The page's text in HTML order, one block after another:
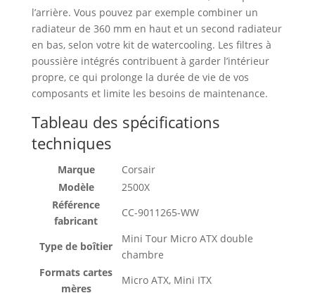
l’arrière. Vous pouvez par exemple combiner un
radiateur de 360 mm en haut et un second radiateur
en bas, selon votre kit de watercooling. Les filtres à
poussière intégrés contribuent à garder l’intérieur
propre, ce qui prolonge la durée de vie de vos
composants et limite les besoins de maintenance.
Tableau des spécifications
techniques
Marque
Corsair
Modèle
2500X
Référence
fabricant
CC-9011265-WW
Type de boîtier
Mini Tour Micro ATX double
chambre
Formats cartes
mères
Micro ATX, Mini ITX